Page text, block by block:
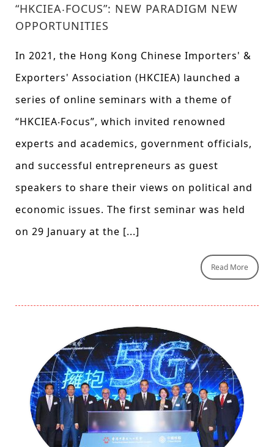
“HKCIEA‧FOCUS”: NEW PARADIGM NEW
OPPORTUNITIES
In 2021, the Hong Kong Chinese Importers' &
Exporters' Association (HKCIEA) launched a
series of online seminars with a theme of
“HKCIEA‧Focus”, which invited renowned
experts and academics, government officials,
and successful entrepreneurs as guest
speakers to share their views on political and
economic issues. The first seminar was held
on 29 January at the [...]
Read More